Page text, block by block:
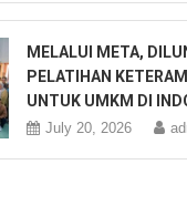
MELALUI META,
PELATIHAN
UNTUK UMKM DI
July 20, 2026